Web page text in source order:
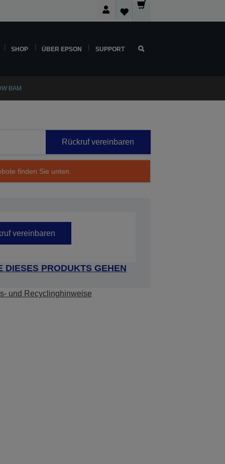
SHOP ÜBER EPSON SUPPORT
BAM
Rückruf vereinbaren
finden Sie unten.
vereinbaren
DIESES PRODUKTS GEHEN
und Recyclinghinweise